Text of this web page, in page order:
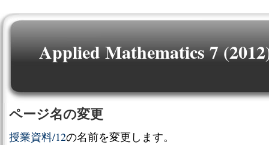
Applied Mathematics 7
ページ名の変更
授業資料/12の名前を変更します。